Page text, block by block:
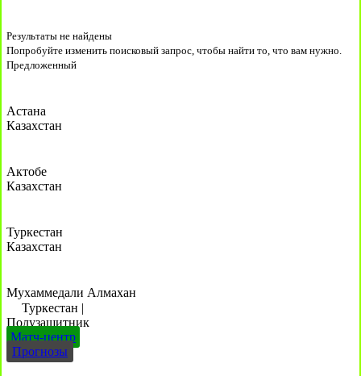
Результаты не найдены
Попробуйте изменить поисковый запрос, чтобы найти то, что вам нужно.
Предложенный
Астана
Казахстан
Актобе
Казахстан
Туркестан
Казахстан
Мухаммедали Алмахан
Туркестан |
Полузащитник
Матч-центр
Прогнозы